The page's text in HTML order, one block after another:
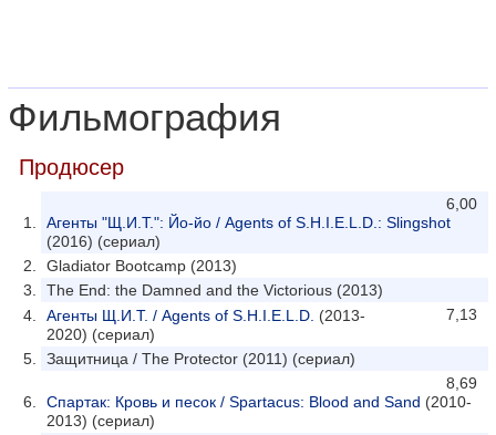
Фильмография
Продюсер
6,00
Агенты "Щ.И.Т.": Йо-йо / Agents of S.H.I.E.L.D.: Slingshot
(2016) (сериал)
Gladiator Bootcamp (2013)
The End: the Damned and the Victorious (2013)
7,13
Агенты Щ.И.Т. / Agents of S.H.I.E.L.D. (2013-
2020) (сериал)
Защитница / The Protector (2011) (сериал)
8,69
Спартак: Кровь и песок / Spartacus: Blood and Sand (2010-
2013) (сериал)